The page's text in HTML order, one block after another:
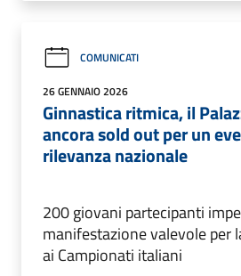
COMUNICATI
26 GENNAIO 2026
Ginnastica ritmica, il
ancora sold out per un
rilevanza nazionale
200 giovani partecipanti
manifestazione valevole per
ai Campionati italiani